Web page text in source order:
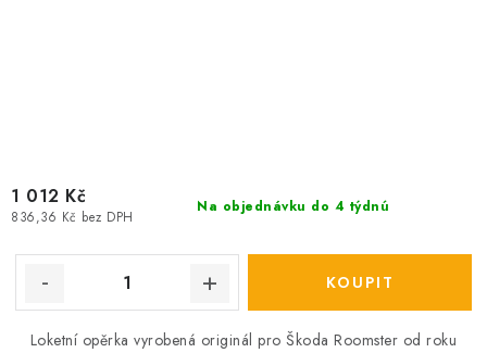
Na objednávku do 4 týdnú
836,36 Kč bez DPH
1 012 Kč
Loketní opěrka vyrobená originál pro Škoda Roomster od roku